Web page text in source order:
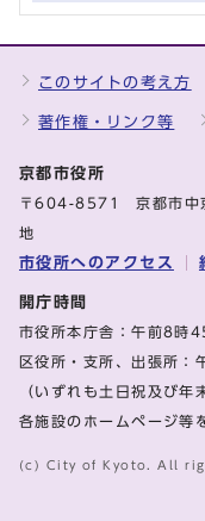
このサイトの考え方
著作権・リンク等
京都市役所
〒604-8571 京都市中
地
市役所へのアクセス
開庁時間
市役所本庁舎：午前8
区役所・支所、出張所
（いずれも土日祝及び年
各施設のホームページ等
(c) City of Kyoto. All